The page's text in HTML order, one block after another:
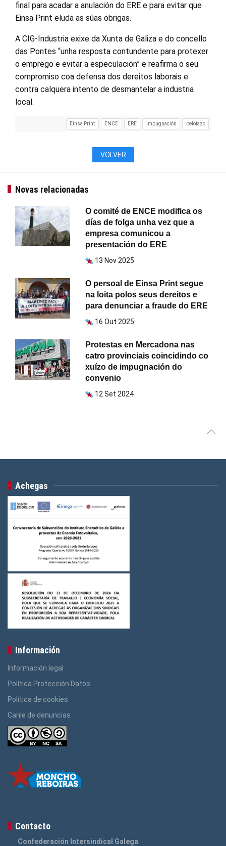
final para acadar a anulación do ERE e para evitar que
Einsa Print eluda as súas obrigas.
A CIG-Industria exixe da Xunta de Galiza e do concello
das Pontes “unha resposta contundente para protexer
o emprego e evitar a especulación” e reafirma o seu
compromiso coa defensa dos dereitos laborais e
contra calquera intento de desmantelar a industria
local.
Einsa Print ENCE ERE impugnación pelotazo
VOLVER
Novas relacionadas
O comité de ENCE modifica os
días de folga unha vez que a
empresa comunicou a
presentación do ERE
13 Nov 2025
O persoal de Einsa Print segue
na loita polos seus dereitos e
para denunciar a fraude do ERE
16 Out 2025
Protestas en Mercadona nas
catro provinciais coincidindo co
xuízo de impugnación do
convenio
12 Set 2024
Achegas
Información
Información legal
Política Protección Datos
Política de cookies
Canle de denuncias
Contacto
Confederación Intersindical Galega